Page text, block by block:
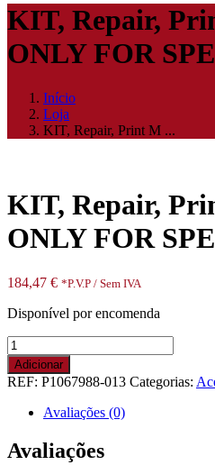
KIT, Repair,
ONLY FOR
Início
Loja
KIT, Repair, Print M ...
KIT, Repair,
ONLY FOR
184,47 € *P.V.P / Sem IVA
Disponível por encomenda
Quantidade
de
KIT,
Repair,
Print
Mech.,
Fixed
Sensor,
Adicionar
REF: P1067988-013 Categorias:
Avaliações (0)
Avaliações